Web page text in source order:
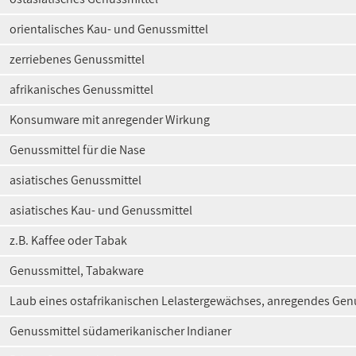
orientalisches Kau- und Genussmittel
zerriebenes Genussmittel
afrikanisches Genussmittel
Konsumware mit anregender Wirkung
Genussmittel für die Nase
asiatisches Genussmittel
asiatisches Kau- und Genussmittel
z.B. Kaffee oder Tabak
Genussmittel, Tabakware
Laub eines ostafrikanischen Lelastergewächses, anregendes
Genussmittel südamerikanischer Indianer